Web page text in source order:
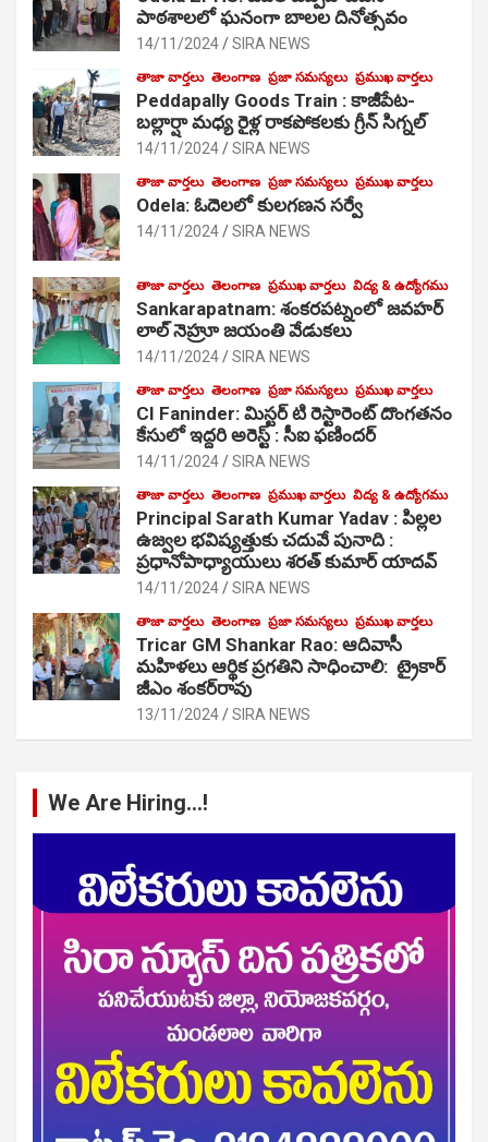
పాఠ‌శాల‌లో ఘనంగా బాలల దినోత్సవం
14/11/2024 SIRA NEWS
తాజా వార్తలు తెలంగాణ ప్రజా సమస్యలు ప్రముఖ వార్తలు
Peddapally Goods Train : కాజీపేట-
బల్లార్షా మధ్య రైళ్ల రాకపోకలకు గ్రీన్ సిగ్నల్
14/11/2024 SIRA NEWS
తాజా వార్తలు తెలంగాణ ప్రజా సమస్యలు ప్రముఖ వార్తలు
Odela: ఓదెలలో కులగణన సర్వే
14/11/2024 SIRA NEWS
తాజా వార్తలు తెలంగాణ ప్రముఖ వార్తలు విద్య & ఉద్యోగము
Sankarapatnam: శంకరపట్నంలో జవహర్
లాల్ నెహ్రూ జయంతి వేడుకలు
14/11/2024 SIRA NEWS
తాజా వార్తలు తెలంగాణ ప్రజా సమస్యలు ప్రముఖ వార్తలు
CI Faninder: మిస్టర్ టి రెస్టారెంట్ దొంగతనం
కేసులో ఇద్దరి అరెస్ట్ : సీఐ ఫణిందర్
14/11/2024 SIRA NEWS
తాజా వార్తలు తెలంగాణ ప్రముఖ వార్తలు విద్య & ఉద్యోగము
Principal Sarath Kumar Yadav : పిల్లల
ఉజ్వల భవిష్యత్తుకు చదువే పునాది :
ప్రధానోపాధ్యాయులు శరత్ కుమార్ యాదవ్
14/11/2024 SIRA NEWS
తాజా వార్తలు తెలంగాణ ప్రజా సమస్యలు ప్రముఖ వార్తలు
Tricar GM Shankar Rao: ఆదివాసీ
మహిళలు ఆర్థిక ప్రగతిని సాధించాలి: ట్రైకార్
జీఎం శంకర్‌రావు
13/11/2024 SIRA NEWS
We Are Hiring…!